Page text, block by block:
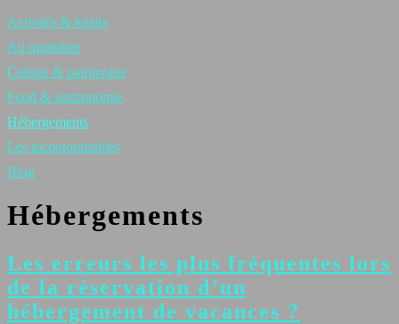
Activités & loisirs
Au quotidien
Culture & patrimoine
Food & gastronomie
Hébergements
Les incontournables
Blog
Hébergements
Les erreurs les plus fréquentes lors
de la réservation d’un
hébergement de vacances ?